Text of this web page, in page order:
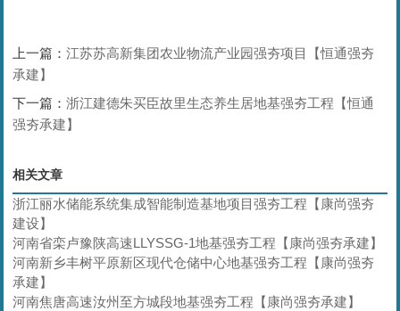
上一篇：江苏苏高新集团农业物流产业园强夯项目【恒通强夯
承建】
下一篇：浙江建德朱买臣故里生态养生居地基强夯工程【恒通
强夯承建】
相关文章
浙江丽水储能系统集成智能制造基地项目强夯工程【康尚强夯
建设】
河南省栾卢豫陕高速LLYSSG-1地基强夯工程【康尚强夯承建】
河南新乡丰树平原新区现代仓储中心地基强夯工程【康尚强夯
承建】
河南焦唐高速汝州至方城段地基强夯工程【康尚强夯承建】